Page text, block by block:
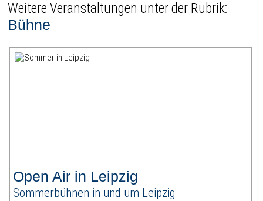
Weitere Veranstaltungen unter der Rubrik:
Bühne
Open Air in Leipzig
Sommerbühnen in und um Leipzig